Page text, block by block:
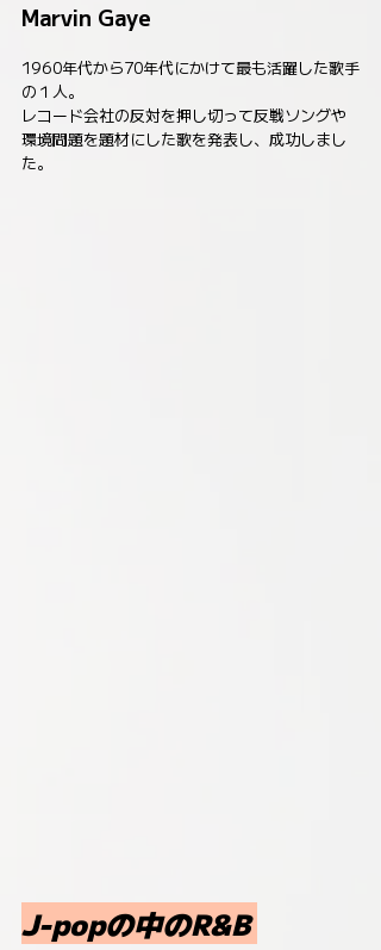
Marvin Gaye
1960年代から70年代にかけて最も活躍した歌手
の１人。
レコード会社の反対を押し切って反戦ソングや
環境問題を題材にした歌を発表し、成功しまし
た。
J-popの中のR&B